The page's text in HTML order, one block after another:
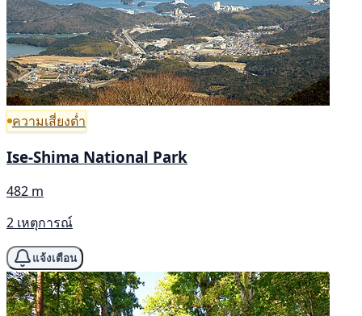
ความเสี่ยงต่ำ
Ise-Shima National Park
482 m
2 เหตุการณ์
แจ้งเตือน